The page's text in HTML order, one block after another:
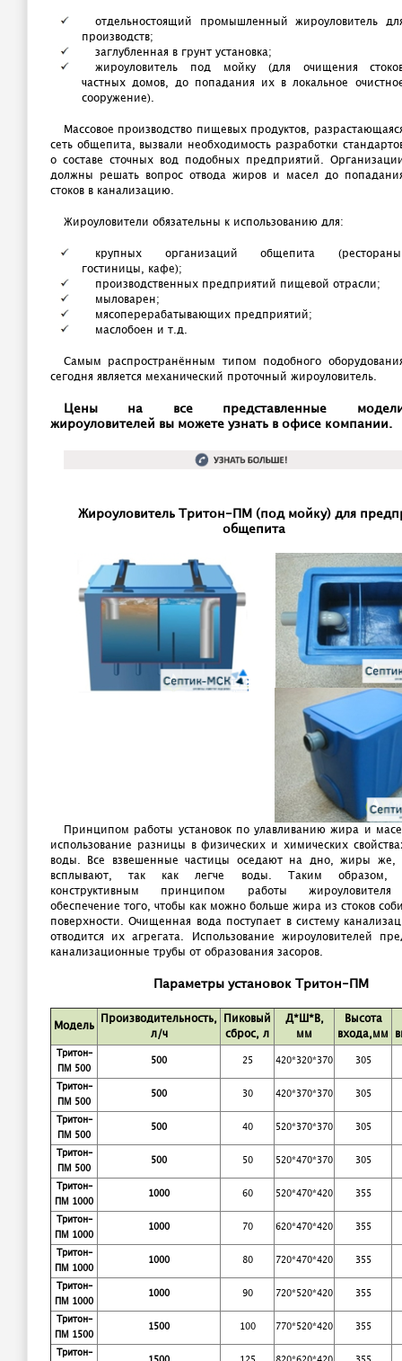
отдельностоящий промышленный жироуловитель
производств;
заглубленная в грунт установка;
жироуловитель под мойку (для очищения
частных домов, до попадания их в локальное
сооружение).
Массовое производство пищевых продуктов,
сеть общепита, вызвали необходимость разработки
о составе сточных вод подобных предприятий.
должны решать вопрос отвода жиров и масел до
стоков в канализацию.
Жироуловители обязательны к использованию для:
крупных организаций общепита
гостиницы, кафе);
производственных предприятий пищевой отрасли;
мыловарен;
мясоперерабатывающих предприятий;
маслобоен и т.д.
Самым распространённым типом подобного
сегодня является механический проточный жироуловитель.
Цены на все представленные
жироуловителей вы можете узнать в офисе компании.
Жироуловитель Тритон-ПМ (под мойку) для
общепита
Принципом работы установок по улавливанию жира и
использование разницы в физических и химических
воды. Все взвешенные частицы оседают на дно, жиры же,
всплывают, так как легче воды. Таким образом,
конструктивным принципом работы жироуловителя
обеспечение того, чтобы как можно больше жира из стоков
поверхности. Очищенная вода поступает в систему
отводится их агрегата. Использование жироуловителей
канализационные трубы от образования засоров.
Параметры установок Тритон-ПМ
Модель
Производительность,
л/ч
Пиковый
сброс, л
Д*Ш*В,
мм
Высота
входа,мм
Тритон-
ПМ 500
500 25 420*320*370 305
Тритон-
ПМ 500
500 30 420*370*370 305
Тритон-
ПМ 500
500 40 520*370*370 305
Тритон-
ПМ 500
500 50 520*470*370 305
Тритон-
ПМ 1000
1000 60 520*470*420 355
Тритон-
ПМ 1000
1000 70 620*470*420 355
Тритон-
ПМ 1000
1000 80 720*470*420 355
Тритон-
ПМ 1000
1000 90 720*520*420 355
Тритон-
ПМ 1500
1500 100 770*520*420 355
Тритон-